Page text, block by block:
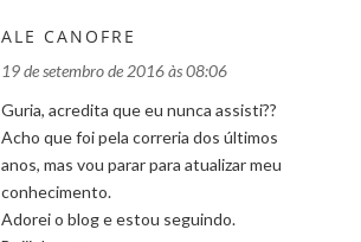
ALE CANOFRE
19 de setembro de 2016 às 08:06
Guria, acredita que eu nunca assisti??
Acho que foi pela correria dos últimos
anos, mas vou parar para atualizar meu
conhecimento.
Adorei o blog e estou seguindo.